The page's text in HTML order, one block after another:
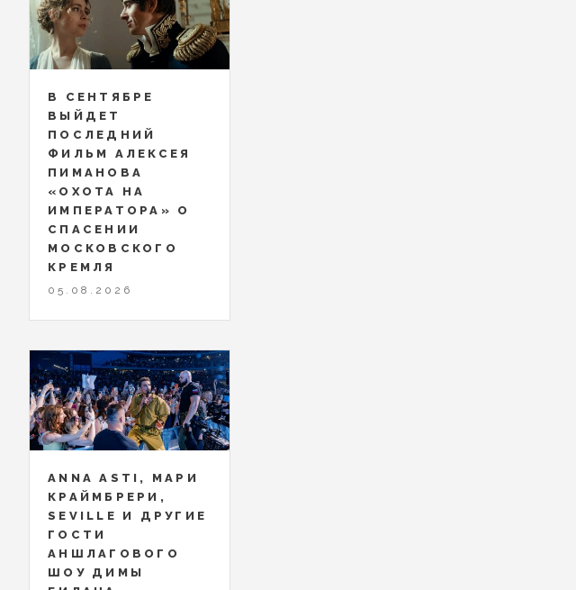
В СЕНТЯБРЕ
ВЫЙДЕТ
ПОСЛЕДНИЙ
ФИЛЬМ АЛЕКСЕЯ
ПИМАНОВА
«ОХОТА НА
ИМПЕРАТОРА» О
СПАСЕНИИ
МОСКОВСКОГО
КРЕМЛЯ
05.08.2026
ANNA ASTI, МАРИ
КРАЙМБРЕРИ,
SEVILLE И ДРУГИЕ
ГОСТИ
АНШЛАГОВОГО
ШОУ ДИМЫ